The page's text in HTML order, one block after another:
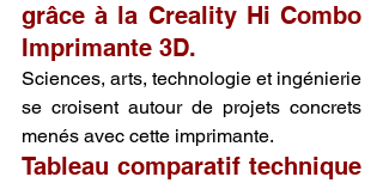
grâce à la Creality Hi Combo
Imprimante 3D.
Sciences, arts, technologie et ingénierie
se croisent autour de projets concrets
menés avec cette imprimante.
Tableau comparatif technique